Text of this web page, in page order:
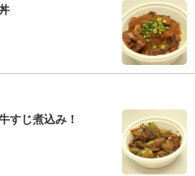
すじ煮込み！